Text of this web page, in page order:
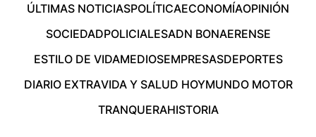
ÚLTIMAS NOTICIASPOLÍTICAECONOMÍAOPINIÓN
SOCIEDADPOLICIALESADN BONAERENSE
ESTILO DE VIDAMEDIOSEMPRESASDEPORTES
DIARIO EXTRAVIDA Y SALUD HOYMUNDO MOTOR
TRANQUERAHISTORIA